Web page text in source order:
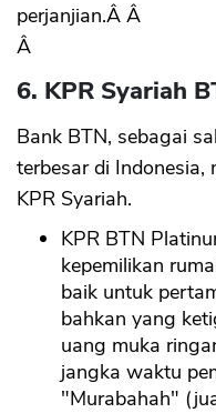
perjanjian.Â Â
Â
6. KPR Syariah
Bank BTN, sebagai
terbesar di
KPR Syariah.
KPR BTN
kepemilikan
baik untuk
bahkan yang
uang muka
jangka waktu
"Murabahah"